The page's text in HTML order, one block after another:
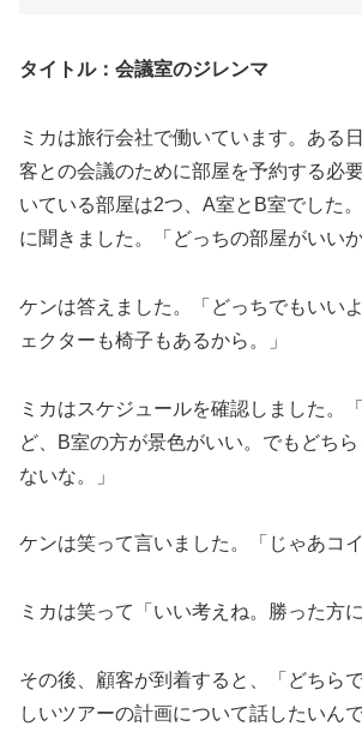
タイトル：会議室のジレンマ
ミカは旅行会社で働いています。ある
客との会議のために部屋を予約する必
いている部屋は2つ、A室とB室でした
に聞きました。「どっちの部屋がいいか
ケンは答えました。「どっちでもいい
ェクターも椅子もあるから。」
ミカはスケジュールを確認しました。
ど、B室の方が景色がいい。でもどち
ないな。」
ケンは笑って言いました。「じゃあコ
ミカは笑って「いい考えね。勝った方
その後、顧客が到着すると、「どちら
しいツアーの計画について話したいん